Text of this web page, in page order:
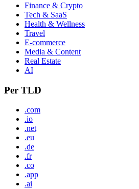
Finance & Crypto
Tech & SaaS
Health & Wellness
Travel
E-commerce
Media & Content
Real Estate
AI
Per TLD
.com
.io
.net
.eu
.de
.fr
.co
.app
.ai